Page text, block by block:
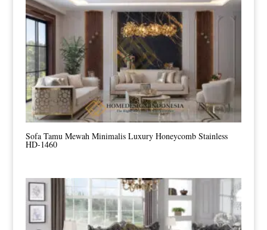
Sofa Tamu Mewah Minimalis Luxury Honeycomb Stainless
HD-1460